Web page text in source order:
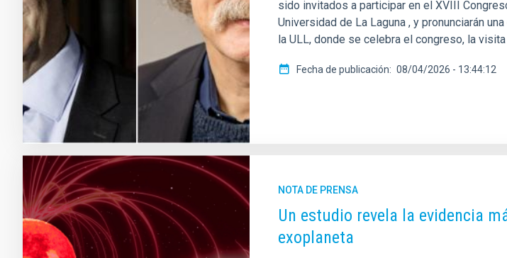
sido invitados a participar en el XVIII
Universidad de La Laguna , y pronunciarán
la ULL, donde se celebra el congreso, la
Fecha de publicación 08/04/2026 - 13:44:12
NOTA DE PRENSA
Un estudio revela la evidencia
exoplaneta